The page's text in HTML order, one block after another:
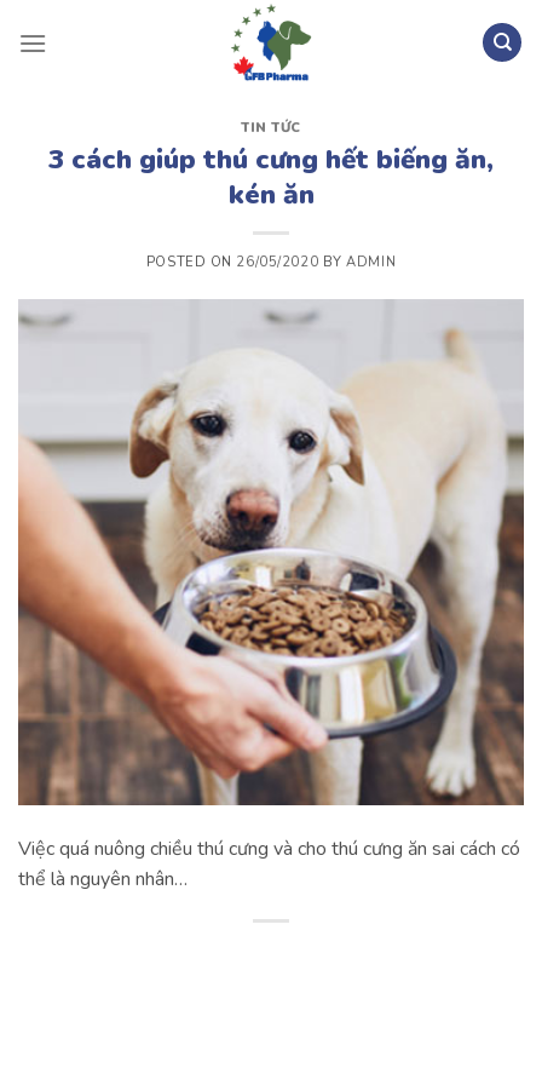
Tìm
TIN TỨC
3 cách giúp thú cưng hết biếng ăn,
kén ăn
POSTED ON 26/05/2020 BYADMIN
Việc quá nuông chiều thú cưng và cho thú cưng ăn sai cách có
thể là nguyên nhân…